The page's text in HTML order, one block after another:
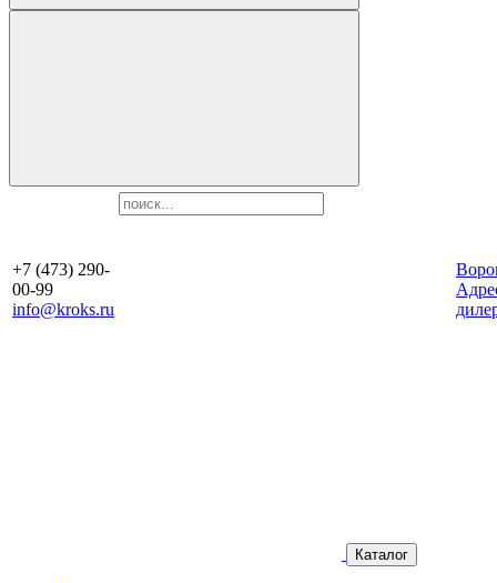
+7 (473) 290-
00-99
info@kroks.ru
Каталог